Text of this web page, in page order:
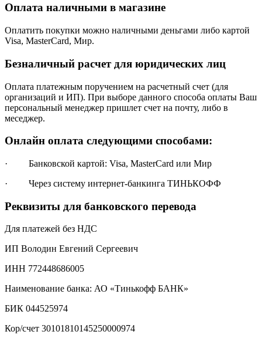
Оплата наличными в магазине
Оплатить покупки можно наличными деньгами либо картой
Visa, MasterCard, Мир.
Безналичный расчет для юридических лиц
Оплата платежным поручением на расчетный счет (для
организаций и ИП). При выборе данного способа оплаты Ваш
персональный менеджер пришлет счет на почту, либо в
меседжер.
Онлайн оплата следующими способами:
· Банковской картой: Visa, MasterCard или Мир
· Через систему интернет-банкинга ТИНЬКОФФ
Реквизиты для банковского перевода
Для платежей без НДС
ИП Володин Евгений Сергеевич
ИНН 772448686005
Наименование банка: АО «Тинькофф БАНК»
БИК 044525974
Кор/счет 30101810145250000974